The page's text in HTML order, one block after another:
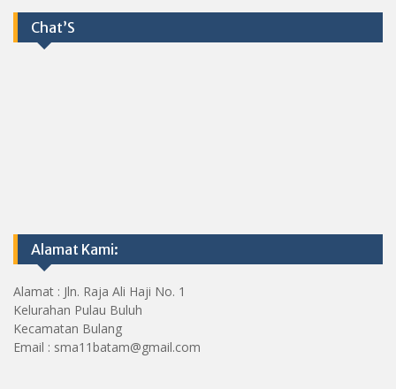
Chat’S
Alamat Kami:
Alamat : Jln. Raja Ali Haji No. 1
Kelurahan Pulau Buluh
Kecamatan Bulang
Email : sma11batam@gmail.com